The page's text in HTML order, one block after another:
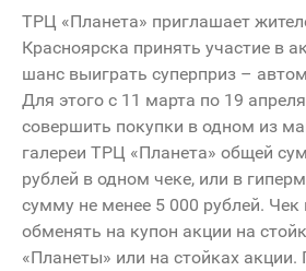
ТРЦ «Планета» приглашает
Красноярска принять участие в
шанс выиграть суперприз –
Для этого с 11 марта по 19
совершить покупки в одном из
галереи ТРЦ «Планета» общей
рублей в одном чеке, или в
сумму не менее 5 000 рублей.
обменять на купон акции на
«Планеты» или на стойках